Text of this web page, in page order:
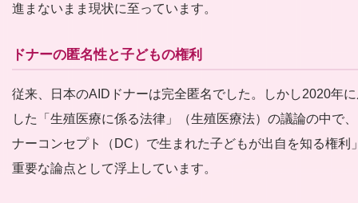
進まないまま現状に至っています。
ドナーの匿名性と子どもの権利
従来、日本のAIDドナーは完全匿名でした。しかし2020年
した「生殖医療に係る法律」（生殖医療法）の議論の中で
ナーコンセプト（DC）で生まれた子どもが出自を知る権利
重要な論点として浮上しています。